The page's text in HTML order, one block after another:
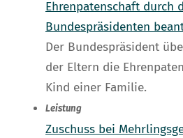
Ehrenpatenschaft durch
Bundespräsidenten
Der Bundespräsident
der Eltern die
Kind einer Familie.
Leistung
Zuschuss bei